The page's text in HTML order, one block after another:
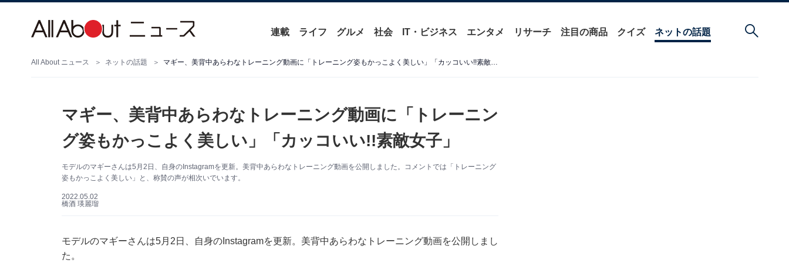
連載 ライフ グルメ 社会 IT・ビジネス エンタメ リサーチ 注目の商品 クイズ ネットの話題
All About ニュース ネットの話題 マギー、美背中あらわなトレーニング動画に「トレーニング姿もかっこよく美しい」「カッコいい!!素敵女子」
マギー、美背中あらわなトレーニング動画に「トレーニン
グ姿もかっこよく美しい」「カッコいい!!素敵女子」
モデルのマギーさんは5月2日、自身のInstagramを更新。美背中あらわなトレーニング動画を公開しました。コメントでは「トレーニング
姿もかっこよく美しい」と、称賛の声が相次いでいます。
2022.05.02
橋酒 瑛麗瑠
モデルのマギーさんは5月2日、自身のInstagramを更新。美背中あらわなトレーニング動画を公開しまし
た。